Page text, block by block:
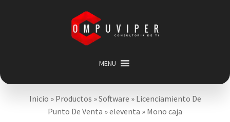
Saltar
navegación
contenido
MENU
Inicio
Categorias
Expandir
menú
Inicio » Productos »Software » Licenciamiento De
Punto De Venta »eleventa » Mono caja